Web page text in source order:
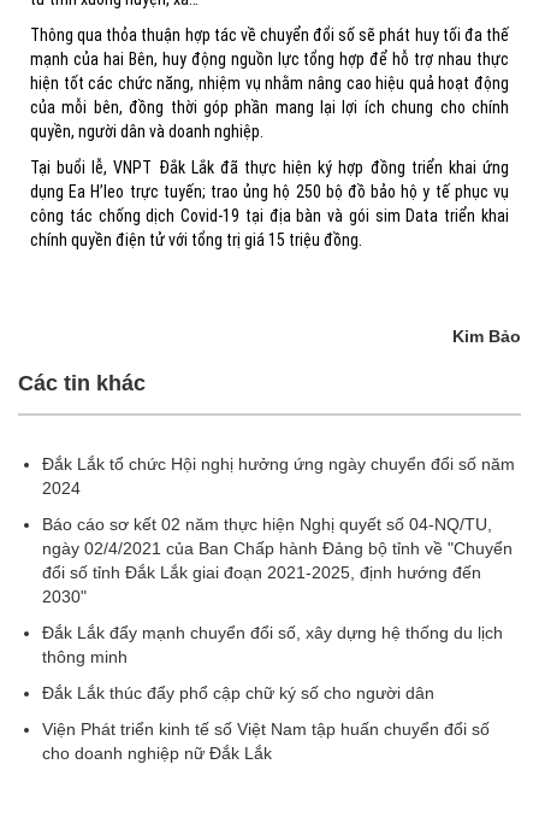
Thông qua thỏa thuận hợp tác về chuyển đổi số sẽ phát huy tối đa thế
mạnh của hai Bên, huy động nguồn lực tổng hợp để hỗ trợ nhau thực
hiện tốt các chức năng, nhiệm vụ nhằm nâng cao hiệu quả hoạt động
của mỗi bên, đồng thời góp phần mang lại lợi ích chung cho chính
quyền, người dân và doanh nghiệp.
Tại buổi lễ, VNPT Đắk Lắk đã thực hiện ký hợp đồng triển khai ứng
dụng Ea H’leo trực tuyến; trao ủng hộ 250 bộ đồ bảo hộ y tế phục vụ
công tác chống dịch Covid-19 tại địa bàn và gói sim Data triển khai
chính quyền điện tử với tổng trị giá 15 triệu đồng.
Kim Bảo
Các tin khác
Đắk Lắk tổ chức Hội nghị hưởng ứng ngày chuyển đổi số năm
2024
Báo cáo sơ kết 02 năm thực hiện Nghị quyết số 04-NQ/TU,
ngày 02/4/2021 của Ban Chấp hành Đảng bộ tỉnh về "Chuyển
đổi số tỉnh Đắk Lắk giai đoạn 2021-2025, định hướng đến
2030"
Đắk Lắk đẩy mạnh chuyển đổi số, xây dựng hệ thống du lịch
thông minh
Đắk Lắk thúc đẩy phổ cập chữ ký số cho người dân
Viện Phát triển kinh tế số Việt Nam tập huấn chuyển đổi số
cho doanh nghiệp nữ Đắk Lắk